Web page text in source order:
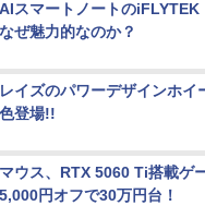
AIスマートノートのiFLYTEK
なぜ魅力的なのか？
レイズのパワーデザインホイ
色登場!!
マウス、RTX 5060 Ti搭載ゲ
5,000円オフで30万円台！